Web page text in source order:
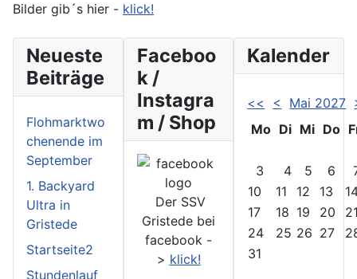
Bilder gib´s hier - klick!
Neueste
Beiträge
Flohmarktwo
chenende im
September
1. Backyard
Ultra in
Gristede
Startseite2
Stundenlauf
Faceboo
k /
Instagra
m / Shop
Der SSV
Gristede bei
facebook -
> klick!
Kalender
<< < Mai 2027
Mo Di Mi Do
3 4 5 6
10
11 12 13
17
18 19 20
24
25 26 27
31